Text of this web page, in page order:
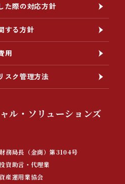
た際の対応方針
する方針
用
スク管理方法
ル・ソリューションズ
局長（金商）第3104号
助言・代理業
産運用業協会